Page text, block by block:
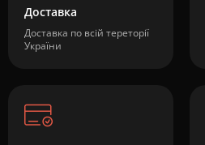
Доставка
Доставка по всій тереторії
України